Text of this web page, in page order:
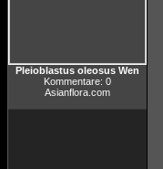
Pleioblastus oleosus Wen
Kommentare: 0
Asianflora.com